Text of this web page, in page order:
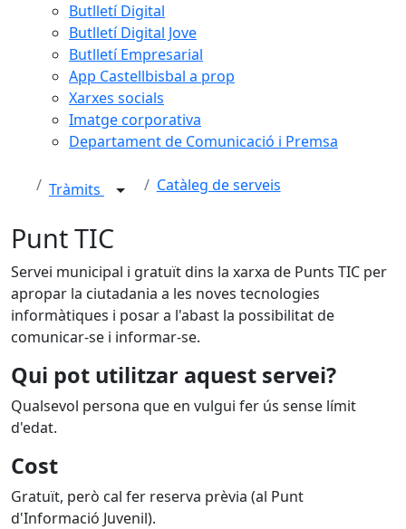
Butlletí Digital
Butlletí Digital Jove
Butlletí Empresarial
App Castellbisbal a prop
Xarxes socials
Imatge corporativa
Departament de Comunicació i Premsa
Tràmits Catàleg de serveis
Punt TIC
Servei municipal i gratuït dins la xarxa de Punts TIC per
apropar la ciutadania a les noves tecnologies
informàtiques i posar a l'abast la possibilitat de
comunicar-se i informar-se.
Qui pot utilitzar aquest servei?
Qualsevol persona que en vulgui fer ús sense límit
d'edat.
Cost
Gratuït, però cal fer reserva prèvia (al Punt
d'Informació Juvenil).